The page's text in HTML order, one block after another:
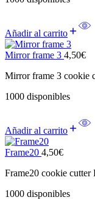
Añadir al carrito
Mirror frame 3 4,50€
Mirror frame 3 cookie
1000 disponibles
Añadir al carrito
Frame20 4,50€
Frame20 cookie cutter
1000 disponibles